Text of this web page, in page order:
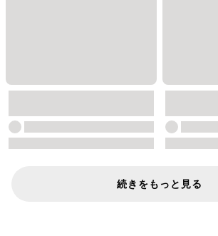
続きをもっと見る